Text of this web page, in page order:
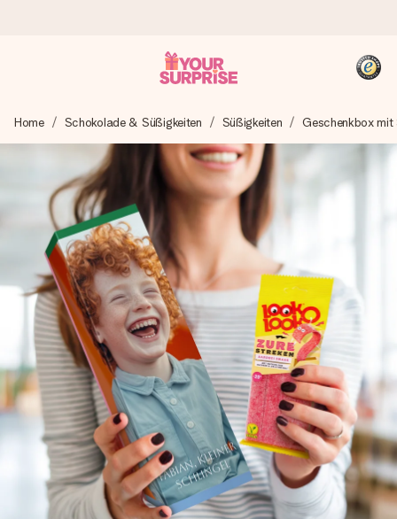
Wir bereiten dein Geschenk sorgfältig vor und schicken es
blitzschnell – damit du es genau zum richtigen Zeitpunkt
überreichen kannst, wenn es am meisten zählt.
4,8 (basierend auf +15.000 Bewertungen)
Unsere Geschenke begeistern. Kunden bewerten uns mit
4,8 bei Google Reviews (Gesamtergebnis aller Länder, in
die wir versenden).
+49 39292 929695
Montag - Freitag : 8:30 - 17:00 Uhr
Samstag - Sonntag : 8:30 - 13:00 Uhr
Home Schokolade & Süßigkeiten Süßigkeiten Geschenkbox mit